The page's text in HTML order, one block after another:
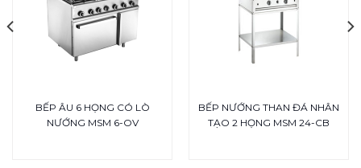
BẾP ÂU 6 HỌNG CÓ LÒ
NƯỚNG MSM 6-OV
BẾP NƯỚNG THAN ĐÁ NHÂN
TẠO 2 HỌNG MSM 24-CB